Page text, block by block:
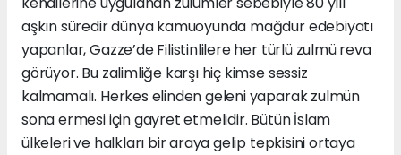
aşkın süredir dünya kamuoyunda mağdur edebiyatı
yapanlar, Gazze’de Filistinlilere her türlü zulmü reva
görüyor. Bu zalimliğe karşı hiç kimse sessiz
kalmamalı. Herkes elinden geleni yaparak zulmün
sona ermesi için gayret etmelidir. Bütün İslam
ülkeleri ve halkları bir araya gelip tepkisini ortaya